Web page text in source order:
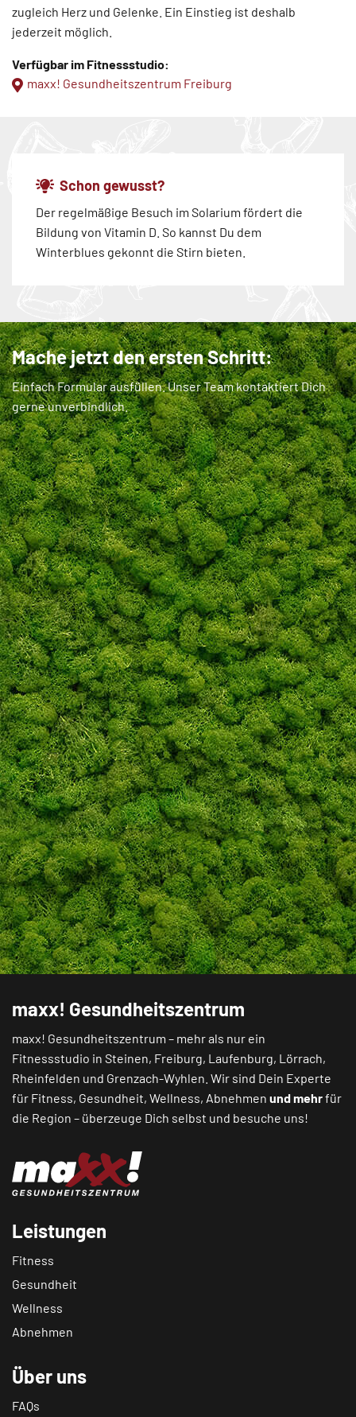
zugleich Herz und Gelenke. Ein Einstieg ist deshalb
jederzeit möglich.
Verfügbar im Fitnessstudio:
maxx! Gesundheitszentrum Freiburg
Schon gewusst?
Der regelmäßige Besuch im Solarium fördert die
Bildung von Vitamin D. So kannst Du dem
Winterblues gekonnt die Stirn bieten.
Mache jetzt den ersten Schritt:
Einfach Formular ausfüllen. Unser Team kontaktiert Dich
gerne unverbindlich.
maxx! Gesundheitszentrum
maxx! Gesundheitszentrum – mehr als nur ein
Fitnessstudio in Steinen, Freiburg, Laufenburg, Lörrach,
Rheinfelden und Grenzach-Wyhlen . Wir sind Dein Experte
für Fitness, Gesundheit, Wellness, Abnehmen und mehrfür
die Region – überzeuge Dich selbst und besuche uns!
Leistungen
Fitness
Gesundheit
Wellness
Abnehmen
Über uns
FAQs